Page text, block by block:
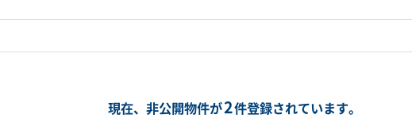
現在、非公開物件が2件登録されています。